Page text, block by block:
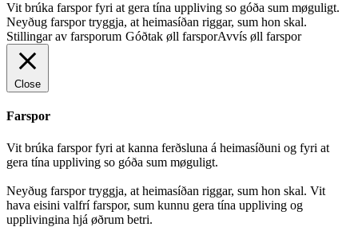
Vit brúka farspor fyri at gera tína uppliving so góða sum møguligt.
Neyðug farspor tryggja, at heimasíðan riggar, sum hon skal.
Stillingar av farsporum Góðtak øll farsporAvvís øll farspor
Close
Farspor
Vit brúka farspor fyri at kanna ferðsluna á heimasíðuni og fyri at
gera tína uppliving so góða sum møguligt.
Neyðug farspor tryggja, at heimasíðan riggar, sum hon skal. Vit
hava eisini valfrí farspor, sum kunnu gera tína uppliving og
upplivingina hjá øðrum betri.